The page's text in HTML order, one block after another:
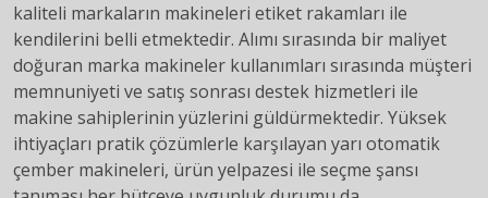
kaliteli markaların makineleri etiket rakamları ile
kendilerini belli etmektedir. Alımı sırasında bir maliyet
doğuran marka makineler kullanımları sırasında müşteri
memnuniyeti ve satış sonrası destek hizmetleri ile
makine sahiplerinin yüzlerini güldürmektedir. Yüksek
ihtiyaçları pratik çözümlerle karşılayan yarı otomatik
çember makineleri, ürün yelpazesi ile seçme şansı